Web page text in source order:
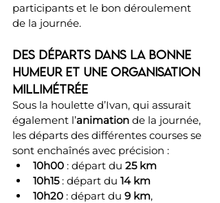
participants et le bon déroulement
de la journée.
Des départs dans la bonne
humeur et une organisation
millimétrée
Sous la houlette d’Ivan, qui assurait
également l’animation de la journée,
les départs des différentes courses se
sont enchaînés avec précision :
10h00 : départ du 25 km
10h15 : départ du 14 km
10h20 : départ du 9 km,